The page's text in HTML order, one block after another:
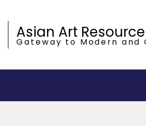
Asian Art
Gateway to Modern and